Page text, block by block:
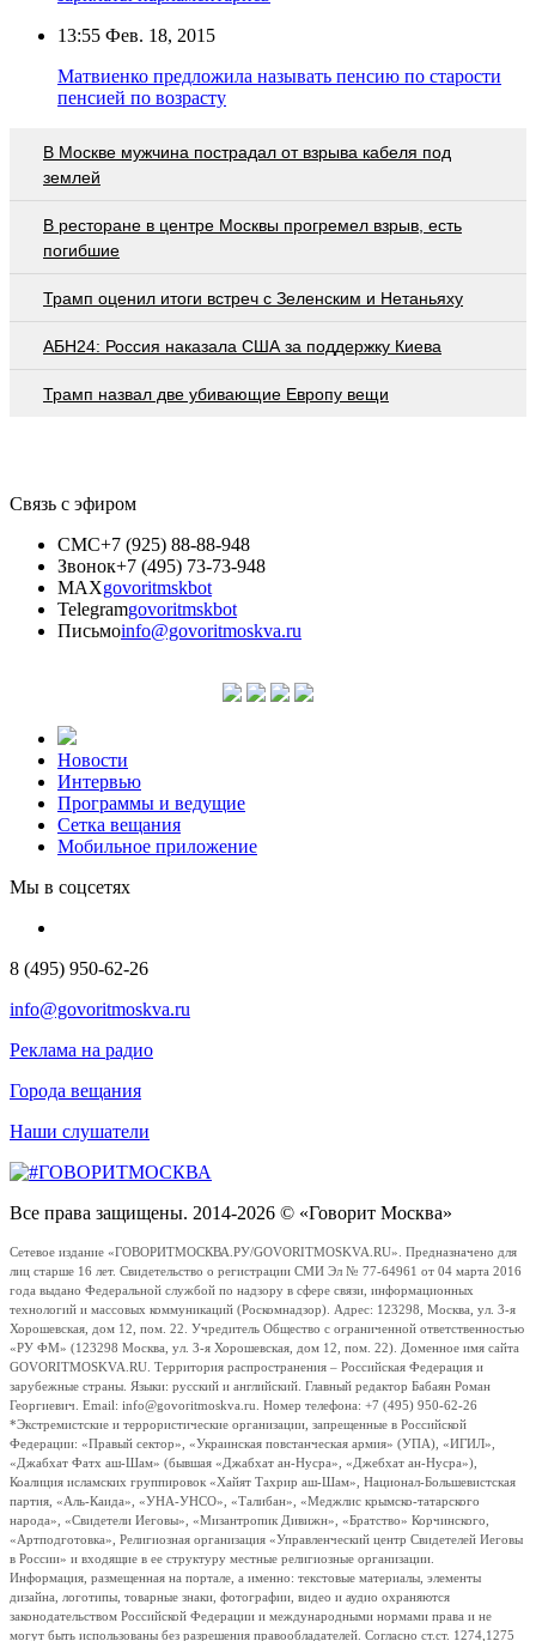
13:55 Фев. 18, 2015
Матвиенко предложила называть пенсию по старости
пенсией по возрасту
В Москве мужчина пострадал от взрыва кабеля под
землей
В ресторане в центре Москвы прогремел взрыв, есть
погибшие
Трамп оценил итоги встреч с Зеленским и Нетаньяху
АБН24: Россия наказала США за поддержку Киева
Трамп назвал две убивающие Европу вещи
Связь с эфиром
СМС+7 (925) 88-88-948
Звонок+7 (495) 73-73-948
MAXgovoritmskbot
Telegramgovoritmskbot
Письмоinfo@govoritmoskva.ru
Новости
Интервью
Программы и ведущие
Сетка вещания
Мобильное приложение
Мы в соцсетях
8 (495) 950-62-26
info@govoritmoskva.ru
Реклама на радио
Города вещания
Наши слушатели
Все права защищены. 2014-2026 © «Говорит Москва»
Сетевое издание «ГОВОРИТМОСКВА.РУ/GOVORITMOSKVA.RU». Предназначено для
лиц старше 16 лет. Свидетельство о регистрации СМИ Эл № 77-64961 от 04 марта 2016
года выдано Федеральной службой по надзору в сфере связи, информационных
технологий и массовых коммуникаций (Роскомнадзор). Адрес: 123298, Москва, ул. 3-я
Хорошевская, дом 12, пом. 22. Учредитель Общество с ограниченной ответственностью
«РУ ФМ» (123298 Москва, ул. 3-я Хорошевская, дом 12, пом. 22). Доменное имя сайта
GOVORITMOSKVA.RU. Территория распространения – Российская Федерация и
зарубежные страны. Языки: русский и английский. Главный редактор Бабаян Роман
Георгиевич. Email: info@govoritmoskva.ru. Номер телефона: +7 (495) 950-62-26
*Экстремистские и террористические организации, запрещенные в Российской
Федерации: «Правый сектор», «Украинская повстанческая армия» (УПА), «ИГИЛ»,
«Джабхат Фатх аш-Шам» (бывшая «Джабхат ан-Нусра», «Джебхат ан-Нусра»),
Коалиция исламских группировок «Хайят Тахрир аш-Шам», Национал-Большевистская
партия, «Аль-Каида», «УНА-УНСО», «Талибан», «Меджлис крымско-татарского
народа», «Свидетели Иеговы», «Мизантропик Дивижн», «Братство» Корчинского,
«Артподготовка», Религиозная организация «Управленческий центр Свидетелей Иеговы
в России» и входящие в ее структуру местные религиозные организации.
Информация, размещенная на портале, а именно: текстовые материалы, элементы
дизайна, логотипы, товарные знаки, фотографии, видео и аудио охраняются
законодательством Российской Федерации и международными нормами права и не
могут быть использованы без разрешения правообладателей. Согласно ст.ст. 1274,1275